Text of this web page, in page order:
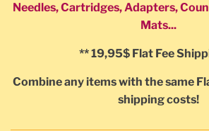
Needles, Cartridges, Adapters,
Mats...
** 19,95$ Flat Fee
Combine any items with the same
shipping costs!